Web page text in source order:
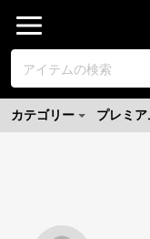
カテゴリー プレミア